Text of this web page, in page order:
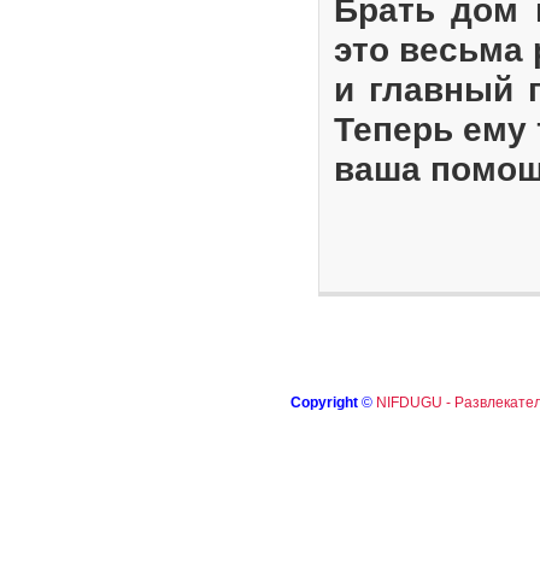
Брать дом
это весьма
и главный
Теперь ему
ваша
Copyright © NIFDUGU -